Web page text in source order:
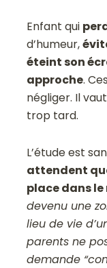
Enfant qui
d’humeur,
éteint son
approche.
négliger. Il
trop tard.
L’étude est
attendent
place dans
devenu une
lieu de vie
parents ne
demande